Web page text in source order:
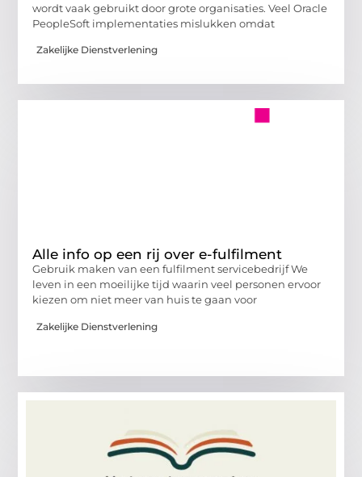
wordt vaak gebruikt door grote organisaties. Veel Oracle
PeopleSoft implementaties mislukken omdat
Zakelijke Dienstverlening
Alle info op een rij over e-fulfilment
Gebruik maken van een fulfilment servicebedrijf We
leven in een moeilijke tijd waarin veel personen ervoor
kiezen om niet meer van huis te gaan voor
Zakelijke Dienstverlening